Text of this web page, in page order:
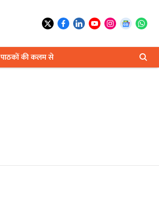
पाठकों की कलम से